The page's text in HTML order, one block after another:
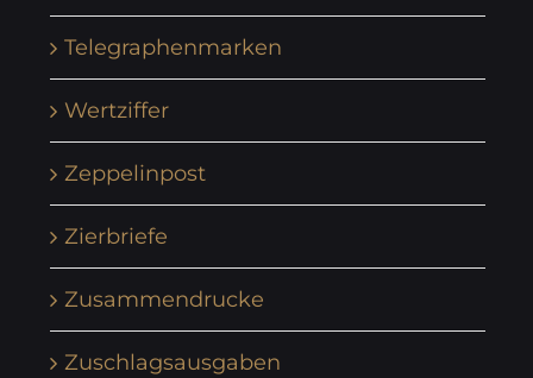
Telegraphenmarken
Wertziffer
Zeppelinpost
Zierbriefe
Zusammendrucke
Zuschlagsausgaben